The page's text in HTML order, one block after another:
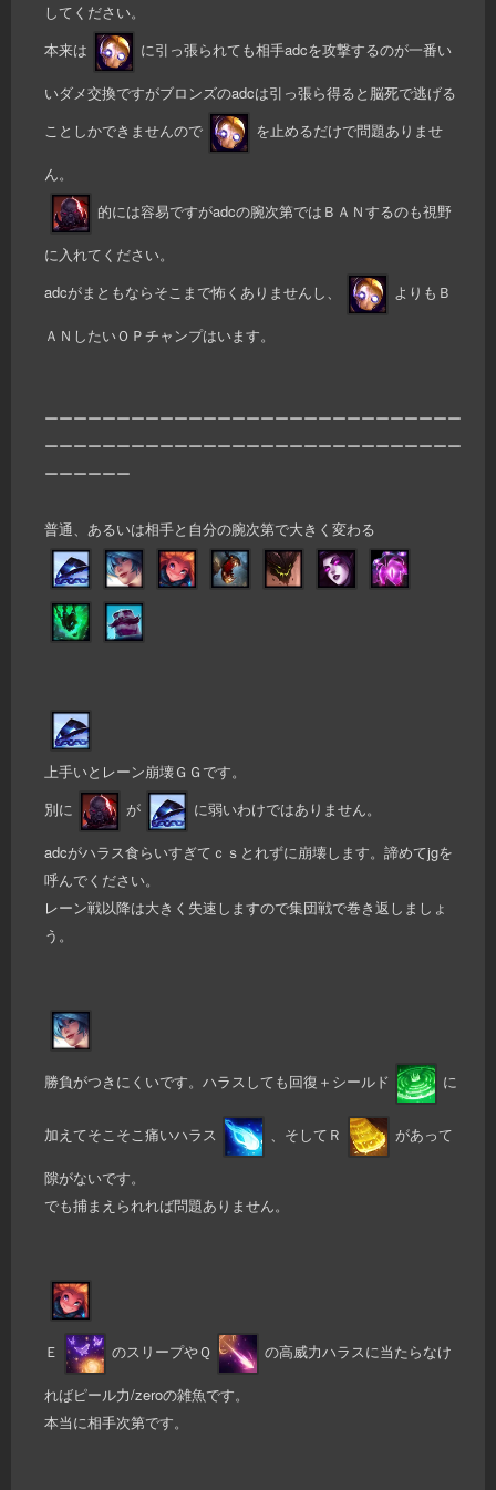
してください。
本来は
に引っ張られても相手adcを攻撃するのが一番い
いダメ交換ですがブロンズのadcは引っ張ら得ると脳死で逃げる
ことしかできませんので
を止めるだけで問題ありませ
ん。
的には容易ですがadcの腕次第ではＢＡＮするのも視野
に入れてください。
adcがまともならそこまで怖くありませんし、
よりもＢ
ＡＮしたいＯＰチャンプはいます。
ーーーーーーーーーーーーーーーーーーーーーーーーーーーーー
ーーーーーーーーーーーーーーーーーーーーーーーーーーーーー
ーーーーーー
普通、あるいは相手と自分の腕次第で大きく変わる
上手いとレーン崩壊ＧＧです。
別に
が に弱いわけではありません。
adcがハラス食らいすぎてｃｓとれずに崩壊します。諦めてjgを
呼んでください。
レーン戦以降は大きく失速しますので集団戦で巻き返しましょ
う。
勝負がつきにくいです。ハラスしても回復＋シールド に
加えてそこそこ痛いハラス 、そしてＲ があって
隙がないです。
でも捕まえられれば問題ありません。
Ｅ のスリープやＱ の高威力ハラスに当たらなけ
ればピール力/zeroの雑魚です。
本当に相手次第です。